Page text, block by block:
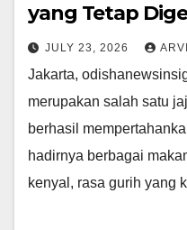
yang Tetap
JULY 23, 2026
Jakarta,
merupakan salah satu
berhasil
hadirnya berbagai
kenyal, rasa gurih yang